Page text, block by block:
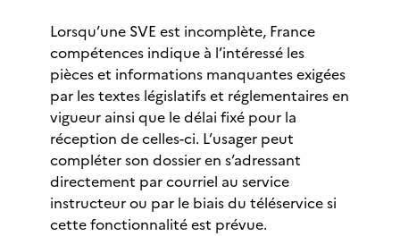
Lorsqu’une SVE est incomplète, France
compétences indique à l’intéressé les
pièces et informations manquantes exigées
par les textes législatifs et réglementaires en
vigueur ainsi que le délai fixé pour la
réception de celles-ci. L’usager peut
compléter son dossier en s’adressant
directement par courriel au service
instructeur ou par le biais du téléservice si
cette fonctionnalité est prévue.